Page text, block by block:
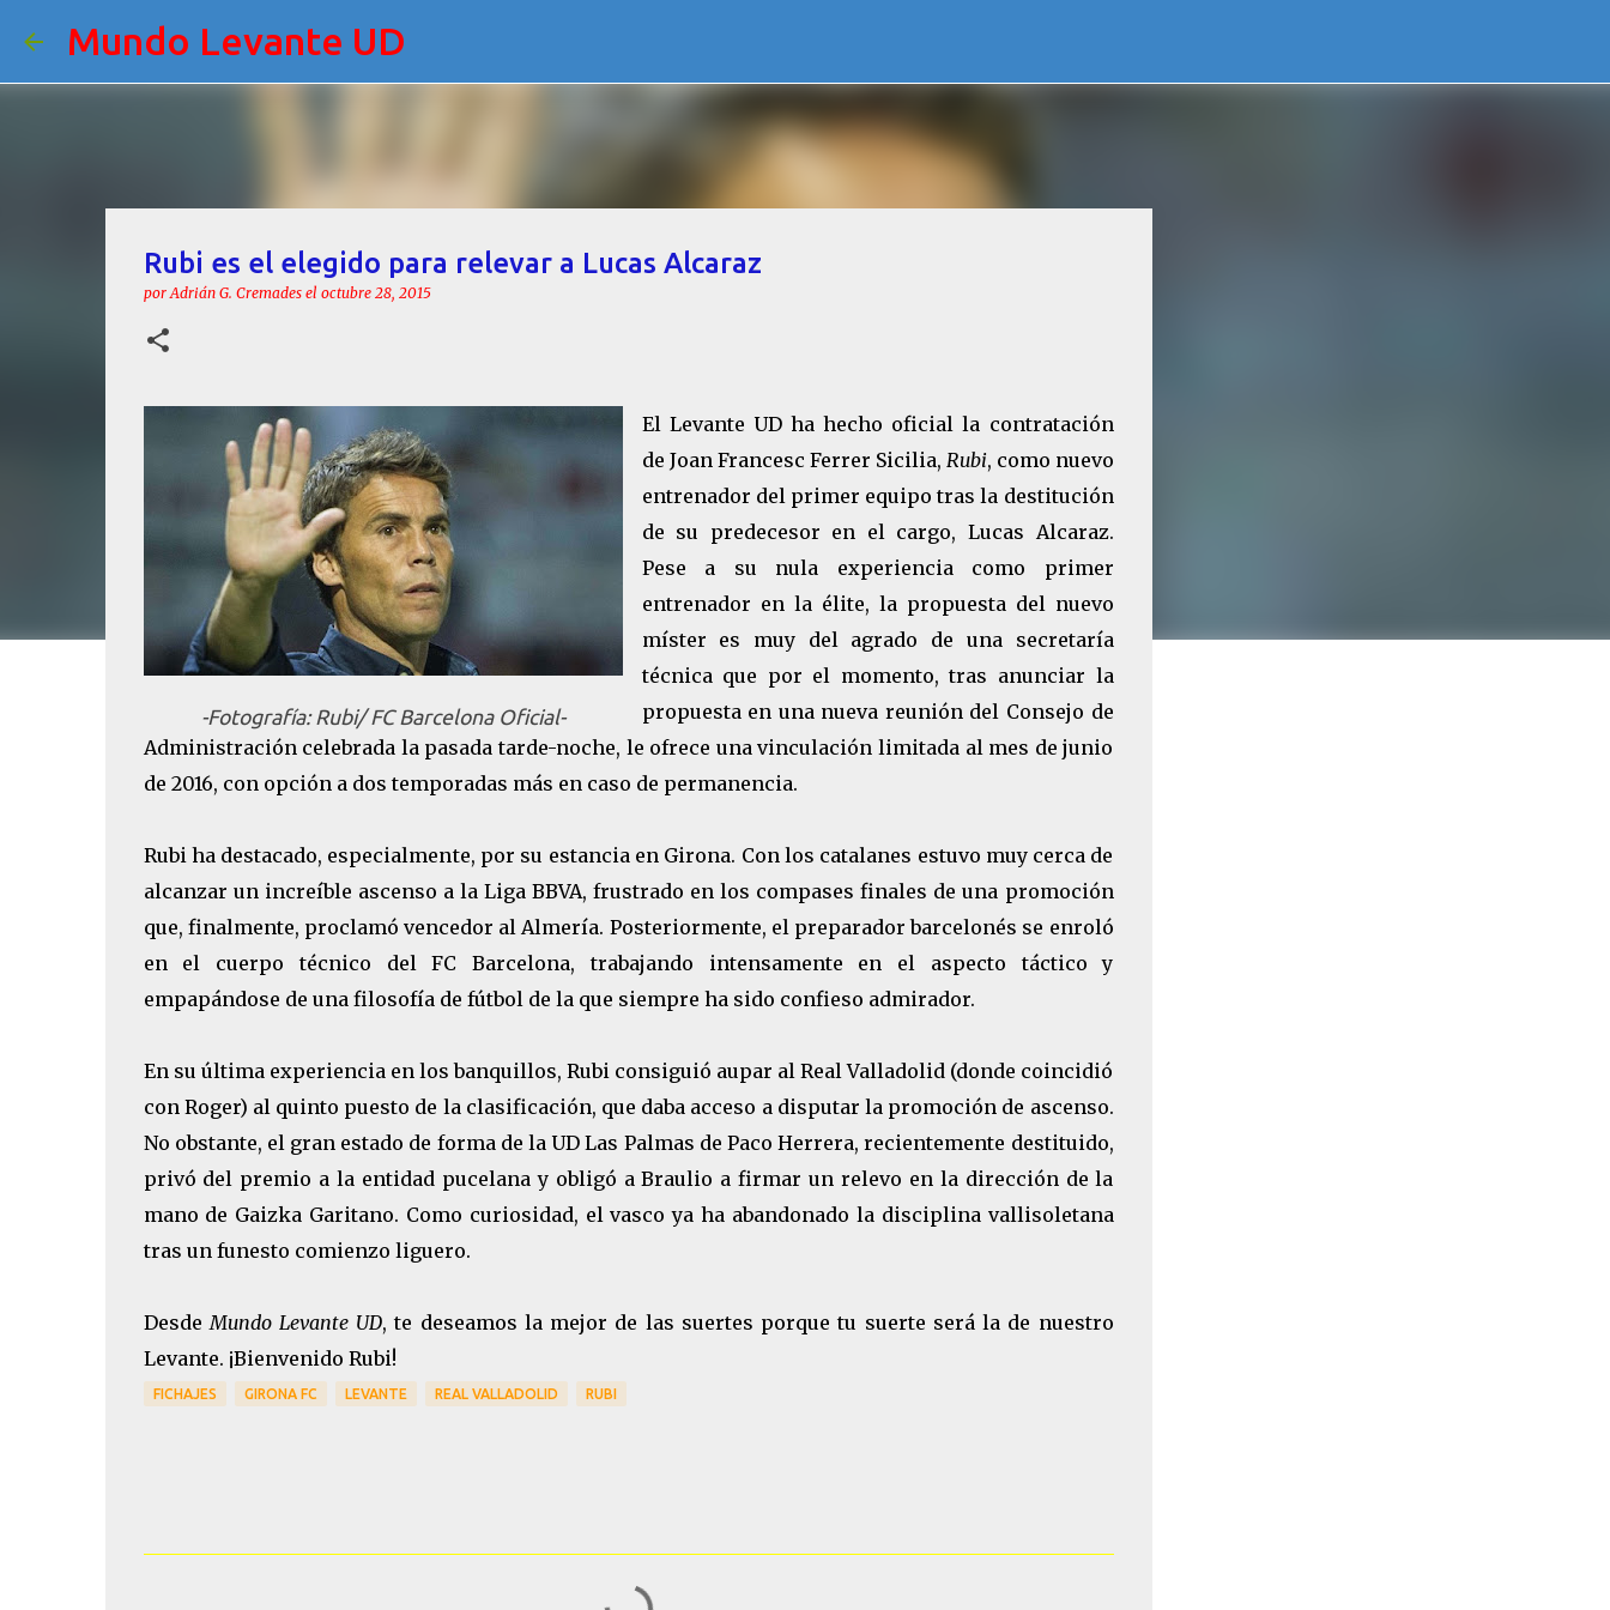
Mundo Levante UD
Rubi es el elegido para relevar a Lucas Alcaraz
porAdrián G. Cremades el octubre 28, 2015
-Fotografía: Rubi/ FC Barcelona Oficial-
El Levante UD ha hecho oficial la contratación
de Joan Francesc Ferrer Sicilia, Rubi, como nuevo
entrenador del primer equipo tras la destitución
de su predecesor en el cargo, Lucas Alcaraz.
Pese a su nula experiencia como primer
entrenador en la élite, la propuesta del nuevo
míster es muy del agrado de una secretaría
técnica que por el momento, tras anunciar la
propuesta en una nueva reunión del Consejo de
Administración celebrada la pasada tarde-noche, le ofrece una vinculación limitada al mes de junio
de 2016, con opción a dos temporadas más en caso de permanencia.
Rubi ha destacado, especialmente, por su estancia en Girona. Con los catalanes estuvo muy cerca de
alcanzar un increíble ascenso a la Liga BBVA, frustrado en los compases finales de una promoción
que, finalmente, proclamó vencedor al Almería. Posteriormente, el preparador barcelonés se enroló
en el cuerpo técnico del FC Barcelona, trabajando intensamente en el aspecto táctico y
empapándose de una filosofía de fútbol de la que siempre ha sido confieso admirador.
En su última experiencia en los banquillos, Rubi consiguió aupar al Real Valladolid (donde coincidió
con Roger) al quinto puesto de la clasificación, que daba acceso a disputar la promoción de ascenso.
No obstante, el gran estado de forma de la UD Las Palmas de Paco Herrera, recientemente destituido,
privó del premio a la entidad pucelana y obligó a Braulio a firmar un relevo en la dirección de la
mano de Gaizka Garitano. Como curiosidad, el vasco ya ha abandonado la disciplina vallisoletana
tras un funesto comienzo liguero.
DesdeMundo Levante UD, te deseamos la mejor de las suertes porque tu suerte será la de nuestro
Levante. ¡Bienvenido Rubi!
FICHAJES GIRONA FC LEVANTE REAL VALLADOLID RUBI